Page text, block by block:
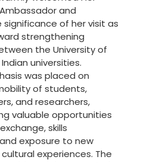
and
of her visit as
strengthening
the University of
universities.
was placed on
of students,
and researchers,
valuable opportunities
skills
exposure to new
experiences. The